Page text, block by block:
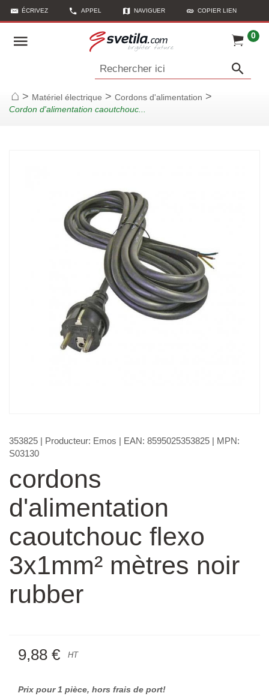
ÉCRIVEZ APPEL NAVIGUER COPIER LIEN
0
Rechercher ici
Page d'accueil
> Matériel électrique > Cordons d'alimentation >
Cordon d'alimentation caoutchouc...
353825 | Producteur: Emos | EAN: 8595025353825 | MPN:
S03130
cordons
d'alimentation
caoutchouc flexo
3x1mm² mètres noir
rubber
9,88 € HT
Prix pour 1 pièce, hors frais de port!